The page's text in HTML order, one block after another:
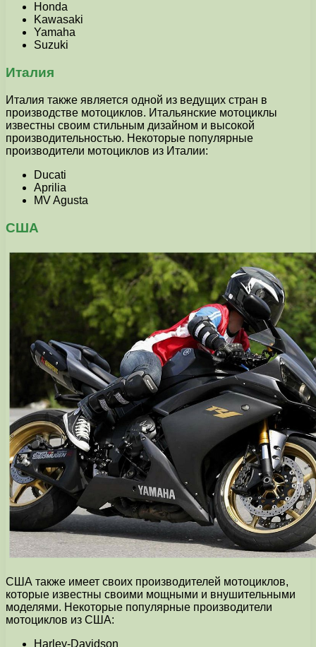
Honda
Kawasaki
Yamaha
Suzuki
Италия
Италия также является одной из ведущих стран в
производстве мотоциклов. Итальянские мотоциклы
известны своим стильным дизайном и высокой
производительностью. Некоторые популярные
производители мотоциклов из Италии:
Ducati
Aprilia
MV Agusta
США
США также имеет своих производителей мотоциклов,
которые известны своими мощными и внушительными
моделями. Некоторые популярные производители
мотоциклов из США:
Harley-Davidson